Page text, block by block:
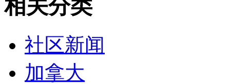
相关分类
社区新闻
加拿大